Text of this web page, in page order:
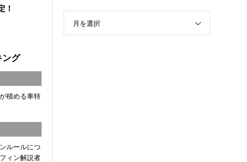
！
ング
積める車特
ルールにつ
ィン解説者
月を選択